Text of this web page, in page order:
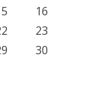
16
23
30